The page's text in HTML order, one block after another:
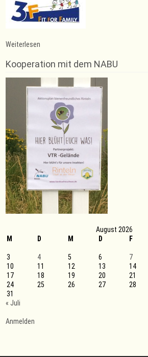
Weiterlesen
Rintelner
Pokalturnier
am
17./
18.09.2019
Kooperation mit dem NABU
August 2026
M
D M D F
3
4 5 6 7
10
11 12 13 14
17
18 19 20 21
24
25 26 27 28
31
« Juli
Anmelden